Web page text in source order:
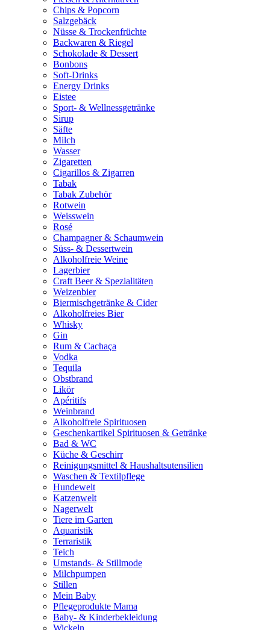
Chips & Popcorn
Salzgebäck
Nüsse & Trockenfrüchte
Backwaren & Riegel
Schokolade & Dessert
Bonbons
Soft-Drinks
Energy Drinks
Eistee
Sport- & Wellnessgetränke
Sirup
Säfte
Milch
Wasser
Zigaretten
Cigarillos & Zigarren
Tabak
Tabak Zubehör
Rotwein
Weisswein
Rosé
Champagner & Schaumwein
Süss- & Dessertwein
Alkoholfreie Weine
Lagerbier
Craft Beer & Spezialitäten
Weizenbier
Biermischgetränke & Cider
Alkoholfreies Bier
Whisky
Gin
Rum & Cachaça
Vodka
Tequila
Obstbrand
Likör
Apéritifs
Weinbrand
Alkoholfreie Spirituosen
Geschenkartikel Spirituosen & Getränke
Bad & WC
Küche & Geschirr
Reinigungsmittel & Haushaltsutensilien
Waschen & Textilpflege
Hundewelt
Katzenwelt
Nagerwelt
Tiere im Garten
Aquaristik
Terraristik
Teich
Umstands- & Stillmode
Milchpumpen
Stillen
Mein Baby
Pflegeprodukte Mama
Baby- & Kinderbekleidung
Wickeln